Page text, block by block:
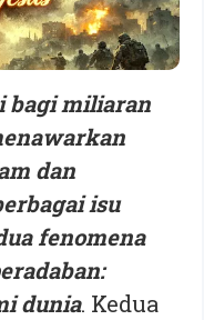
bagi miliaran
dan
isu
fenomena
dunia. Kedua